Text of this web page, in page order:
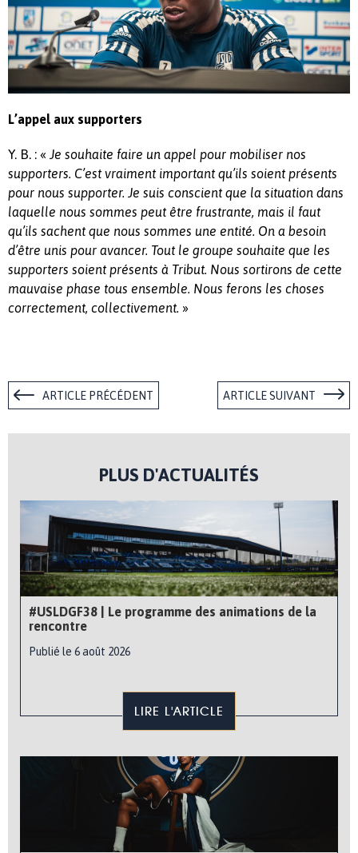
L’appel aux supporters
Y. B. : « Je souhaite faire un appel pour mobiliser nos
supporters. C’est vraiment important qu’ils soient présents
pour nous supporter. Je suis conscient que la situation dans
laquelle nous sommes peut être frustrante, mais il faut
qu’ils sachent que nous sommes une entité. On a besoin
d’être unis pour avancer. Tout le groupe souhaite que les
supporters soient présents à Tribut. Nous sortirons de cette
mauvaise phase tous ensemble. Nous ferons les choses
correctement, collectivement. »
ARTICLE PRÉCÉDENT ARTICLE SUIVANT
PLUS D'ACTUALITÉS
#USLDGF38 | Le programme des animations de la
rencontre
Publié le 6 août 2026
LIRE L'ARTICLE